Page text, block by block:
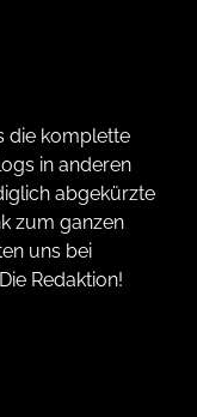
die komplette
in anderen
abgekürzte
zum ganzen
uns bei
Redaktion!